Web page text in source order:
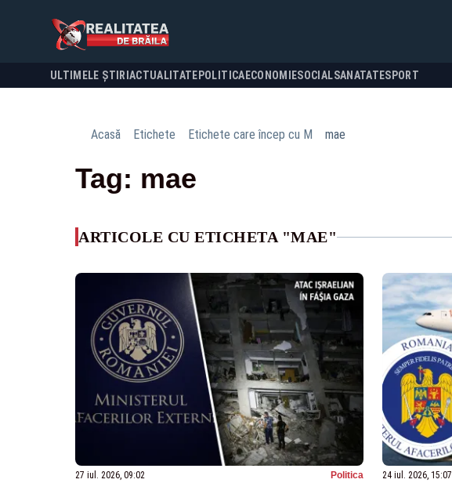
ULTIMELE ȘTIRI ACTUALITATE POLITICA ECONOMIESOCIALSANATATESPORT
Acasă Etichete Etichete care încep cu M mae
Tag: mae
ARTICOLE CU ETICHETA "MAE"
27 iul. 2026, 09:02 Politica 24 iul. 2026, 15:07